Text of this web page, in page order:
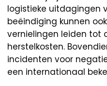
logistieke uitdagingen
beëindiging kunnen
vernielingen leiden tot
herstelkosten.
incidenten voor
een internationaal